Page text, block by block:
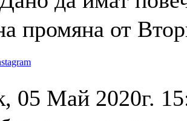
промяна от
05 Май 2020г.